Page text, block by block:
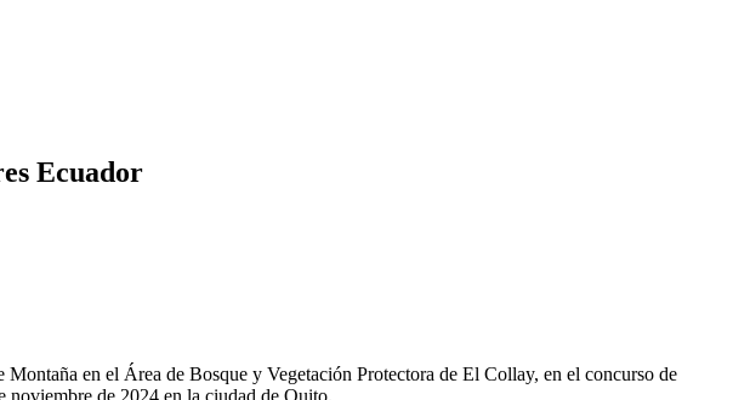
Ecuador
en el Área de Bosque y Vegetación Protectora de El Collay, en el concurso de
noviembre de 2024 en la ciudad de Quito.